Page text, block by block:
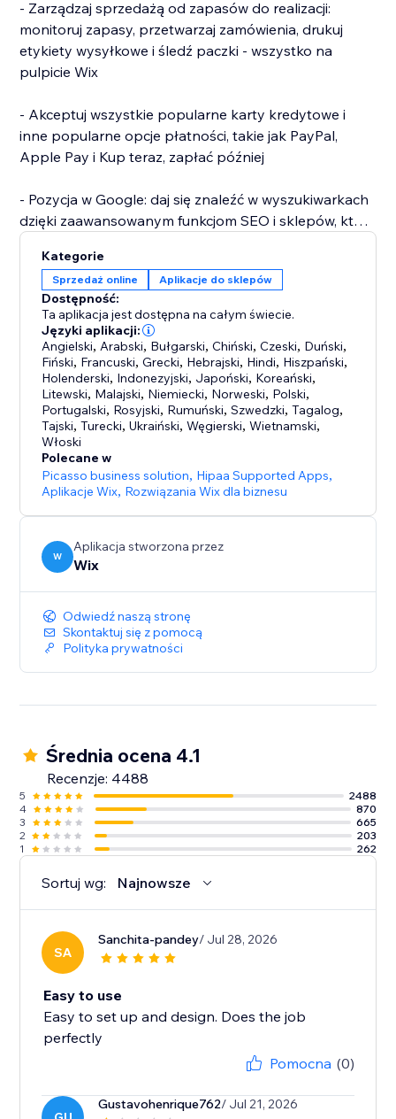
- Zarządzaj sprzedażą od zapasów do realizacji:
monitoruj zapasy, przetwarzaj zamówienia, drukuj
etykiety wysyłkowe i śledź paczki - wszystko na
pulpicie Wix
- Akceptuj wszystkie popularne karty kredytowe i
inne popularne opcje płatności, takie jak PayPal,
Apple Pay i Kup teraz, zapłać później
- Pozycja w Google: daj się znaleźć w wyszukiwarkach
dzięki zaawansowanym funkcjom SEO i sklepów, które
- Zacznij sprzedawać za pomocą dropshippingu:
sprzedawaj produkty od dostawców, którzy zajmą się
zapasami i realizacją zamówień za Ciebie
- Sprzedawaj w dowolnym miejscu: konwertuj ceny na
dowolną walutę, korzystaj z globalnych dostawców
usług dostawy ze stawkami zależnymi od lokalizacji
geograficznej i automatycznie obliczaj podatek
- Rozwijaj biznes dzięki sprzedaży wielokanałowej:
sprzedawaj w swoim sklepie online, osobiście lub w
kanałach takich jak eBay i Amazon – jednocześnie
zarządzając zapasami z jednego miejsca
automatyczne zniżki, twórz programy lojalnościowe i
nie tylko
Kategorie
Sprzedaż online Aplikacje do sklepów
Dostępność:
Ta aplikacja jest dostępna na całym świecie.
Języki aplikacji:
Angielski, Arabski, Bułgarski,Chiński,Czeski, Duński,
Fiński, Francuski,Grecki, Hebrajski, Hindi, Hiszpański,
Holenderski, Indonezyjski, Japoński, Koreański,
Litewski, Malajski, Niemiecki, Norweski, Polski,
Portugalski, Rosyjski, Rumuński,Szwedzki,Tagalog,
Tajski,Turecki,Ukraiński,Węgierski,Wietnamski,
Włoski
Polecane w
Picasso business solution, Hipaa Supported Apps,
Aplikacje Wix, Rozwiązania Wix dla biznesu
W
Aplikacja stworzona przez
Wix
Odwiedź naszą stronę
Skontaktuj się z pomocą
Polityka prywatności
Średnia ocena 4.1
Recenzje: 4488
5
2488
4
870
3
665
2
203
1
262
Sortuj wg: Najnowsze
SA
Sanchita-pandey/ Jul 28, 2026
Easy to use
Easy to set up and design. Does the job
perfectly
Pomocna (0)
Gustavohenrique762/ Jul 21, 2026